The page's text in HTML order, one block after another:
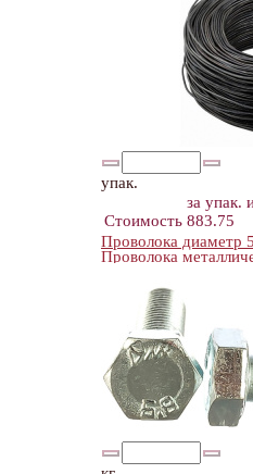
упак.
за упак.
Стоимость 883.75
Проволока диаметр
Проволока